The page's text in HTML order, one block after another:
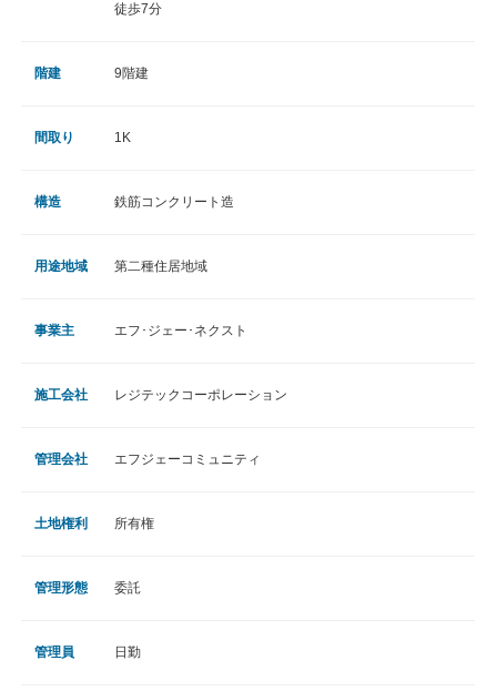
徒歩7分
階建 9階建
間取り 1K
構造 鉄筋コンクリート造
用途地域 第二種住居地域
事業主 エフ･ジェー･ネクスト
施工会社 レジテックコーポレーション
管理会社 エフジェーコミュニティ
土地権利 所有権
管理形態 委託
管理員 日勤